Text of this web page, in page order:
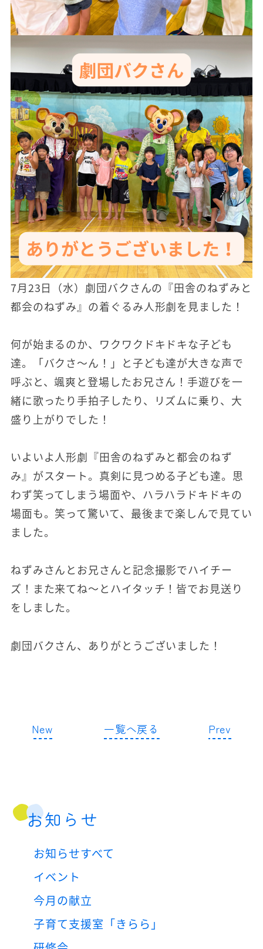
7月23日（水）劇団バクさんの『田舎のねずみと
都会のねずみ』の着ぐるみ人形劇を見ました！
何が始まるのか、ワクワクドキドキな子ども
達。「バクさ～ん！」と子ども達が大きな声で
呼ぶと、颯爽と登場したお兄さん！手遊びを一
緒に歌ったり手拍子したり、リズムに乗り、大
盛り上がりでした！
いよいよ人形劇『田舎のねずみと都会のねず
み』がスタート。真剣に見つめる子ども達。思
わず笑ってしまう場面や、ハラハラドキドキの
場面も。笑って驚いて、最後まで楽しんで見てい
ました。
ねずみさんとお兄さんと記念撮影でハイチー
ズ！また来てね～とハイタッチ！皆でお見送り
をしました。
劇団バクさん、ありがとうございました！
New 一覧へ戻る Prev
お知らせ
お知らせすべて
イベント
今月の献立
子育て支援室「きらら」